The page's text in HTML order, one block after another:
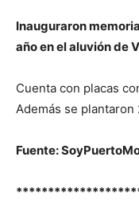
Inauguraron
año en el aluvión de
Cuenta con placas
Además se
Fuente: